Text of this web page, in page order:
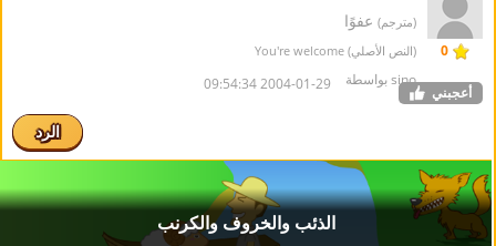
0
(مترجم) عفوًا
(النص الأصلي) You're welcome
sino بواسطة 2004-01-29 09:54:34 أعجبني
الرد